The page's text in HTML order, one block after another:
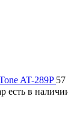
AT-289P 57
есть в